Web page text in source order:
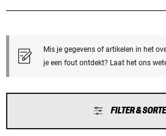
Mis je gegevens of artikelen in het
je een fout ontdekt? Laat het ons
FILTER &